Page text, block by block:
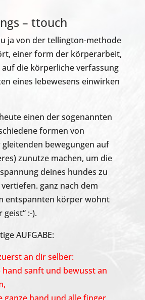
– ttouch
ja von der tellington-methode
einer form der körperarbeit,
die körperliche verfassung
eines lebewesens einwirken
einen der sogenannten
formen von
bewegungen auf
zunutze machen, um die
deines hundes zu
ganz nach dem
entspannten körper wohnt
:-).
AUFGABE:
an dir selber:
hand sanft und bewusst an